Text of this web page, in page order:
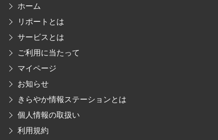
ホーム
リポートとは
サービスとは
ご利用に当たって
マイページ
お知らせ
きらやか情報ステーションとは
個人情報の取扱い
利用規約